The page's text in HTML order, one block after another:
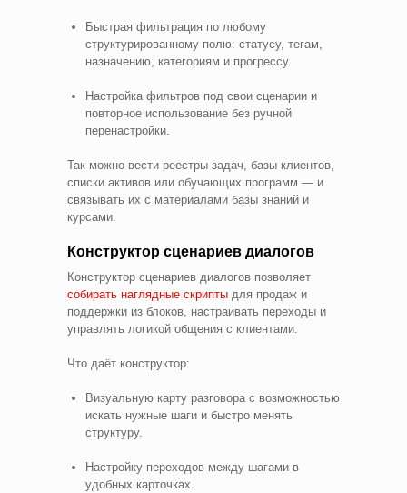
Быстрая фильтрация по любому
структурированному полю: статусу, тегам,
назначению, категориям и прогрессу.
Настройка фильтров под свои сценарии и
повторное использование без ручной
перенастройки.
Так можно вести реестры задач, базы клиентов,
списки активов или обучающих программ — и
связывать их с материалами базы знаний и
курсами.
Конструктор сценариев диалогов
Конструктор сценариев диалогов позволяет
собирать наглядные скрипты для продаж и
поддержки из блоков, настраивать переходы и
управлять логикой общения с клиентами.
Что даёт конструктор:
Визуальную карту разговора с возможностью
искать нужные шаги и быстро менять
структуру.
Настройку переходов между шагами в
удобных карточках.